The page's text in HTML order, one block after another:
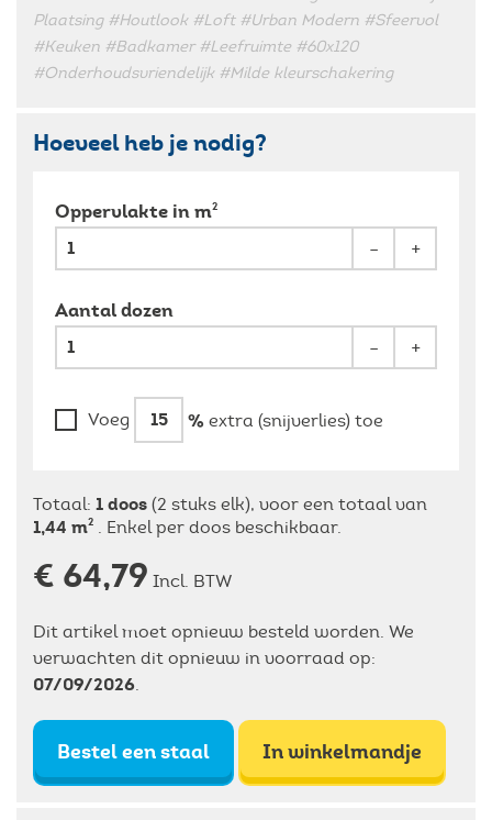
Plaatsing #Houtlook #Loft #Urban Modern #Sfeervol
#Keuken #Badkamer #Leefruimte #60x120
#Onderhoudsvriendelijk #Milde kleurschakering
Hoeveel heb je nodig?
Oppervlakte in m2
- +
Aantal dozen
- +
Voeg % extra (snijverlies) toe
Totaal: 1doos (2 stuks elk), voor een totaal van
1,44 m2 . Enkel per doos beschikbaar.
€ 64,79 Incl. BTW
Dit artikel moet opnieuw besteld worden. We
verwachten dit opnieuw in voorraad op:
07/09/2026
Bestel een staal In winkelmandje